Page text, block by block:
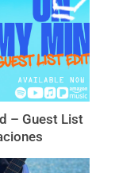
– Guest List